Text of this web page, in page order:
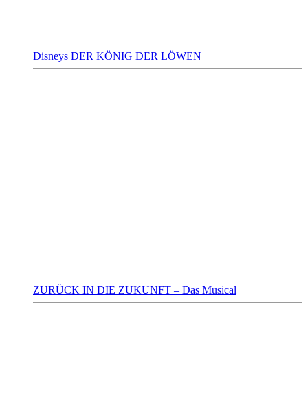
Disneys DER KÖNIG DER LÖWEN
ZURÜCK IN DIE ZUKUNFT – Das Musical